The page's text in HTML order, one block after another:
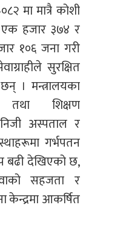
मा मात्रै कोशी
एक हजार ३७४ र
१०६ जना गरी
सुरक्षित
। मन्त्रालयका
शिक्षण
अस्पताल र
गर्भपतन
बढी देखिएको छ,
सहजता र
केन्द्रमा आकर्षित